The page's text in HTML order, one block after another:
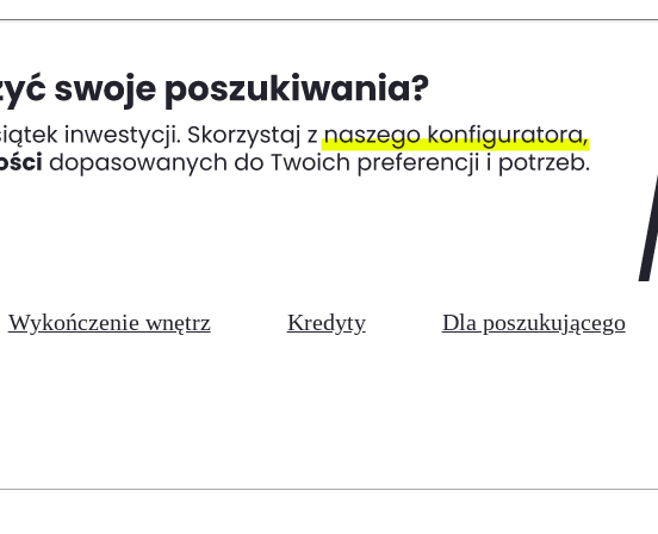
Wykończenie wnętrz Kredyty Dla poszukującego